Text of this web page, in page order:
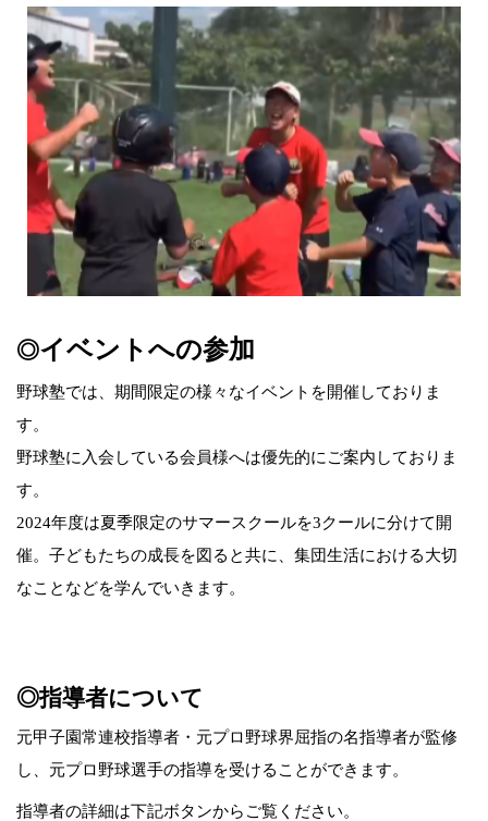
◎イベントへの参加
野球塾では、期間限定の様々なイベントを開催しておりま
す。
野球塾に入会している会員様へは優先的にご案内しておりま
す。
2024年度は夏季限定のサマースクールを3クールに分けて開
催。子どもたちの成長を図ると共に、集団生活における大切
なことなどを学んでいきます。
◎指導者について
元甲子園常連校指導者・元プロ野球界屈指の名指導者が監修
し、元プロ野球選手の指導を受けることができます。
指導者の詳細は下記ボタンからご覧ください。